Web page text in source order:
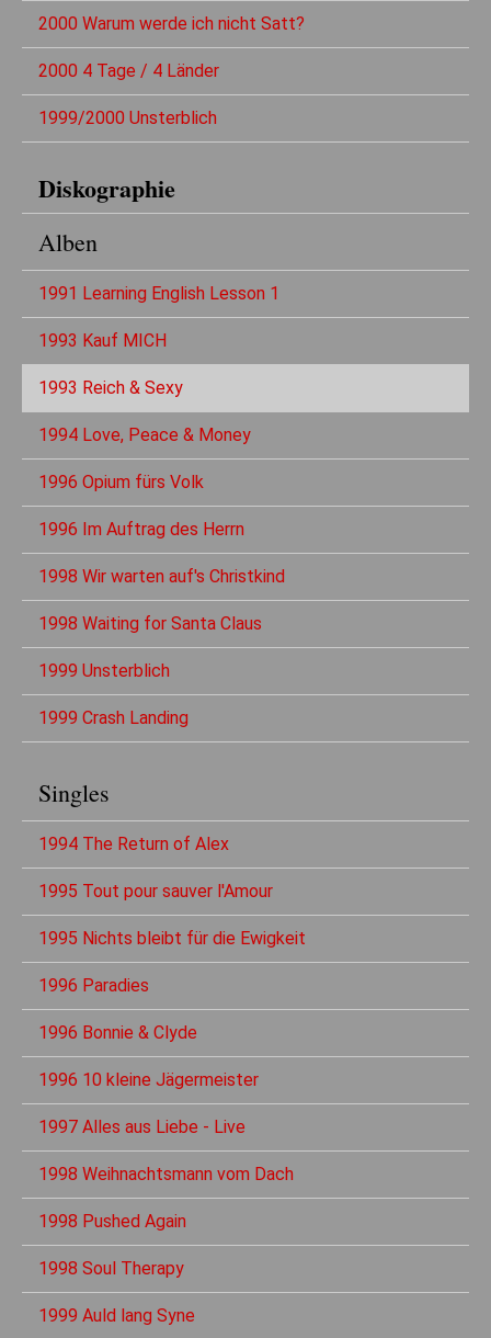
2000 Warum werde ich nicht Satt?
2000 4 Tage / 4 Länder
1999/2000 Unsterblich
Diskographie
Alben
1991 Learning English Lesson 1
1993 Kauf MICH
1993 Reich & Sexy
1994 Love, Peace & Money
1996 Opium fürs Volk
1996 Im Auftrag des Herrn
1998 Wir warten auf's Christkind
1998 Waiting for Santa Claus
1999 Unsterblich
1999 Crash Landing
Singles
1994 The Return of Alex
1995 Tout pour sauver l'Amour
1995 Nichts bleibt für die Ewigkeit
1996 Paradies
1996 Bonnie & Clyde
1996 10 kleine Jägermeister
1997 Alles aus Liebe - Live
1998 Weihnachtsmann vom Dach
1998 Pushed Again
1998 Soul Therapy
1999 Auld lang Syne